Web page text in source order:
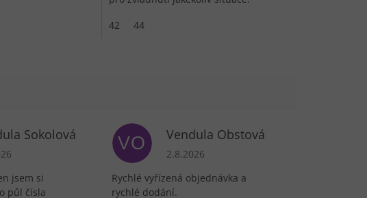
42
44
Sokolová
obchodu je 5 z 5 hvězdiček.
jsem si
půl čísla
VO Vendula Obstová
Hodnocení obchodu je 5 z 5 hvězdiček.
2.8.2026
Rychlé vyřízená objednávka a
rychlé dodání.